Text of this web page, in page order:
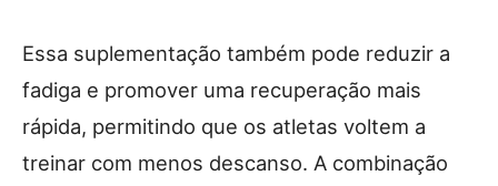
Essa suplementação também pode reduzir a
fadiga e promover uma recuperação mais
rápida, permitindo que os atletas voltem a
treinar com menos descanso. A combinação